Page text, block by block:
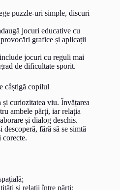
puzzle-uri simple, discuri
jocuri educative cu
grafice și aplicații
jocuri cu reguli mai
de dificultate sporit.
câștigă copilul
curiozitatea viu. Învățarea
ambele părți, iar relația
și dialog deschis.
fără să se simtă
corecte.
și relații între părți;